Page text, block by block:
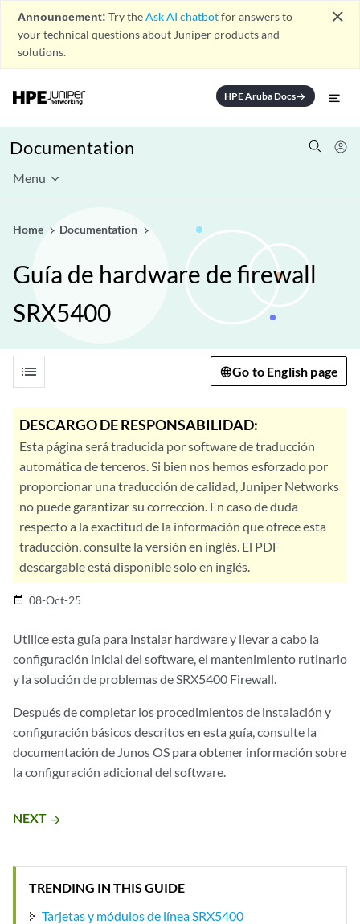
Announcement: Try theAsk AI chatbotfor answers to
your technical questions about Juniper products and
solutions.
close
HPE Aruba Docsarrow_forward
Documentation
Menu
Home Documentation
Guía de hardware de firewall
SRX5400
list Go to English page
DESCARGO DE RESPONSABILIDAD:
Esta página será traducida por software de traducción
automática de terceros. Si bien nos hemos esforzado por
proporcionar una traducción de calidad, Juniper Networks
no puede garantizar su corrección. En caso de duda
respecto a la exactitud de la información que ofrece esta
traducción, consulte la versión en inglés. El PDF
descargable está disponible solo en inglés.
date_range 08-Oct-25
Utilice esta guía para instalar hardware y llevar a cabo la
configuración inicial del software, el mantenimiento rutinario
y la solución de problemas de SRX5400 Firewall.
Después de completar los procedimientos de instalación y
configuración básicos descritos en esta guía, consulte la
documentación de Junos OS para obtener información sobre
la configuración adicional del software.
NEXT arrow_forward
TRENDING IN THIS GUIDE
Tarjetas y módulos de línea SRX5400